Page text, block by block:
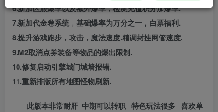
6.新加区服爆率以及额外爆率，检测充值积分加爆率.
7.新加代金卷系统，基础爆率为万分之一，白票福利.
8.提升游戏跑步，攻击，魔法速度.精调封挂网管速度.
9.M2取消点券装备等物品的爆出限制.
10.修复启动引擎城门城墙报错.
11.重新排版所有地图怪物刷新.
此版本非常耐肝 中期可以转职 特色玩法很多 喜欢单